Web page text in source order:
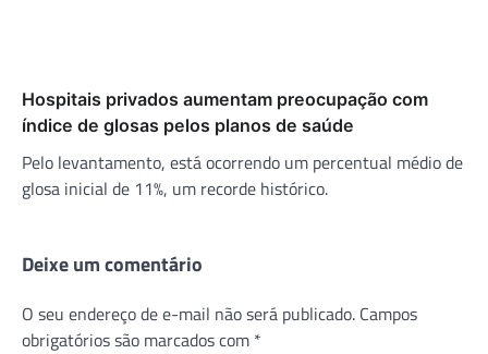
Hospitais privados aumentam preocupação com
índice de glosas pelos planos de saúde
Pelo levantamento, está ocorrendo um percentual médio de
glosa inicial de 11%, um recorde histórico.
Deixe um comentário
O seu endereço de e-mail não será publicado. Campos
obrigatórios são marcados com *